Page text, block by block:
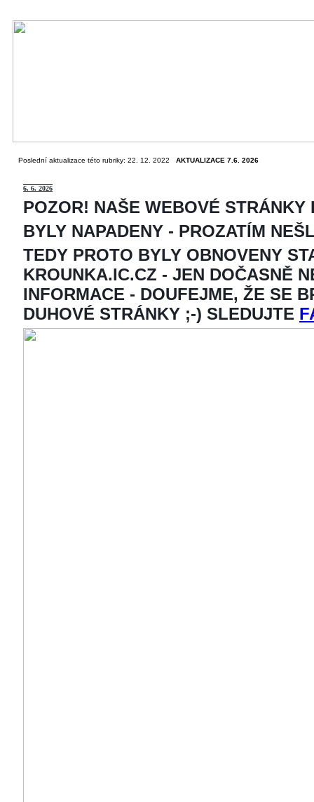
Poslední aktualizace této rubriky: 22. 12. 2022 AKTUALIZACE 7.6. 2026
6. 6. 2026
POZOR! NAŠE WEBOVÉ STRÁNKY
BYLY NAPADENY - PROZATÍM
TEDY PROTO BYLY OBNOVENY
KROUNKA.IC.CZ - JEN DOČASNĚ
INFORMACE - DOUFEJME, ŽE SE
DUHOVÉ STRÁNKY ;-) SLEDUJTE